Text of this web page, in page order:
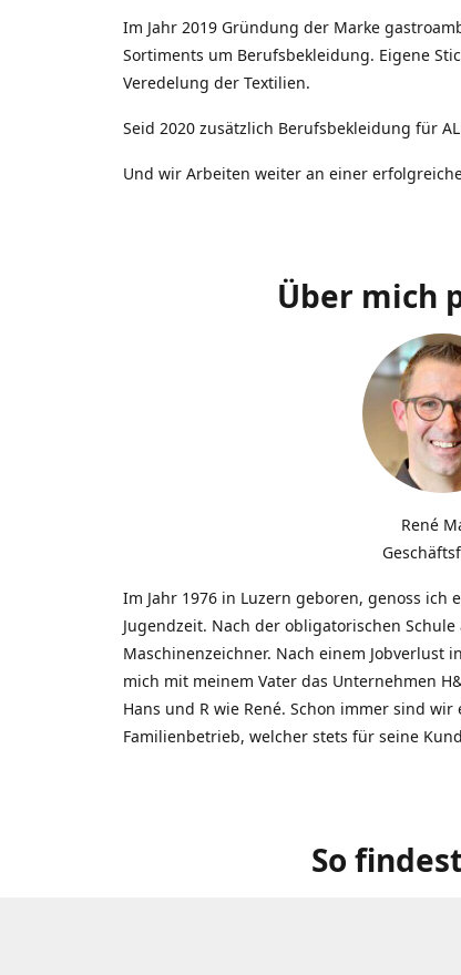
Im Jahr 2019 Gründung der Marke
Sortiments um Berufsbekleidung. Eigene
Veredelung der Textilien.
Seid 2020 zusätzlich Berufsbekleidung für
Und wir Arbeiten weiter an einer
Über mich
René
Im Jahr 1976 in Luzern geboren, genoss ich
Jugendzeit. Nach der obligatorischen
Maschinenzeichner. Nach einem Jobverlust
mich mit meinem Vater das Unternehmen
Hans und R wie René. Schon immer sind
Familienbetrieb, welcher stets für seine
So